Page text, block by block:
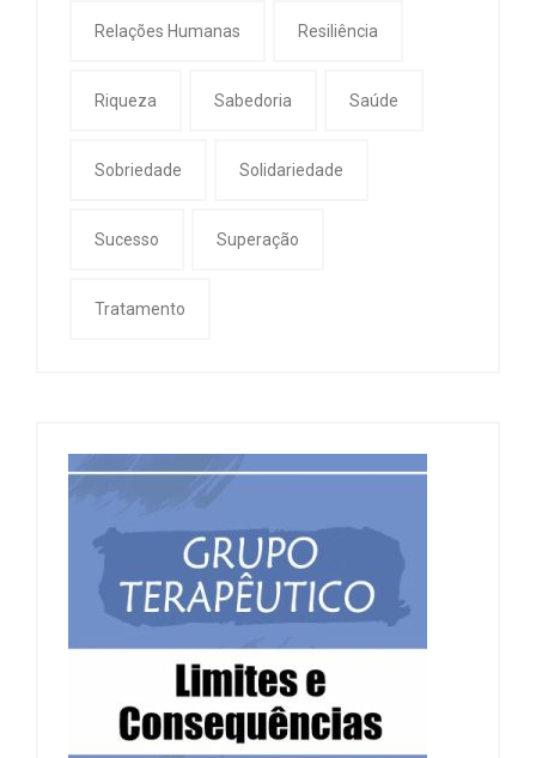
Relações Humanas Resiliência
Riqueza Sabedoria Saúde
Sobriedade Solidariedade
Sucesso Superação
Tratamento